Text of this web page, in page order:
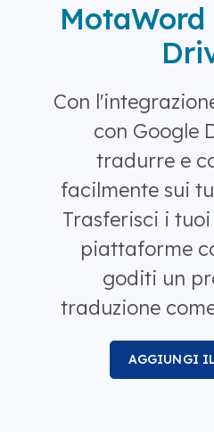
MotaWord
Con
con Google
tradurre e
facilmente sui
Trasferisci i
piattaforme
goditi un
traduzione
AGGIUNGI